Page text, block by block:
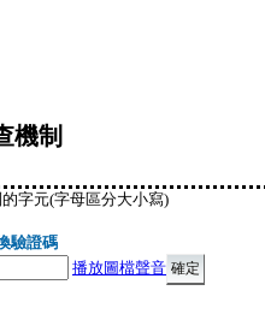
機制
字元(字母區分大小寫)
驗證碼
播放圖檔聲音